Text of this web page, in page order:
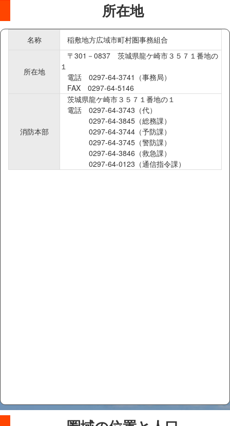
所在地
名称 稲敷地方広域市町村圏事務組合
所在地
〒301－0837 茨城県龍ケ崎市３５７１番地の
１
電話 0297-64-3741（事務局）
FAX 0297-64-5146
消防本部
茨城県龍ケ崎市３５７１番地の１
電話 0297-64-3743（代）
0297-64-3845（総務課）
0297-64-3744（予防課）
0297-64-3745（警防課）
0297-64-3846（救急課）
0297-64-0123（通信指令課）